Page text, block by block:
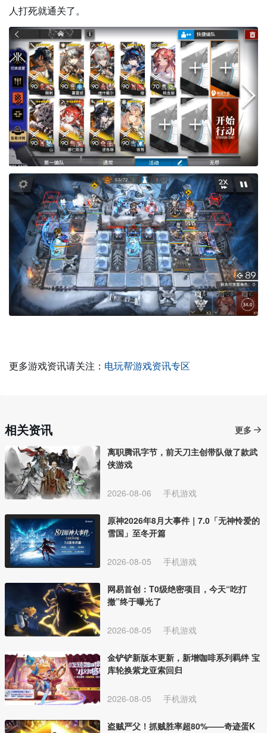
人打死就通关了。
更多游戏资讯请关注： 电玩帮游戏资讯专区
相关资讯
更多
离职腾讯字节，前天刀主创带队做了款武
侠游戏
2026-08-06 手机游戏
原神2026年8月大事件｜7.0「无神怜爱的
雪国」至冬开篇
2026-08-05 手机游戏
网易首创：T0级绝密项目，今天“吃打
撤”终于曝光了
2026-08-05 手机游戏
金铲铲新版本更新，新增咖啡系列羁绊 宝
库轮换紫龙亚索回归
2026-08-05 手机游戏
盗贼严父！抓贼胜率超80%——奇迹蛋K